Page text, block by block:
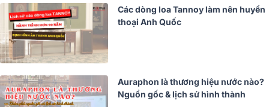
Các dòng loa Tannoy làm nên huyền
thoại Anh Quốc
Auraphon là thương hiệu nước nào?
Nguồn gốc & lịch sử hình thành